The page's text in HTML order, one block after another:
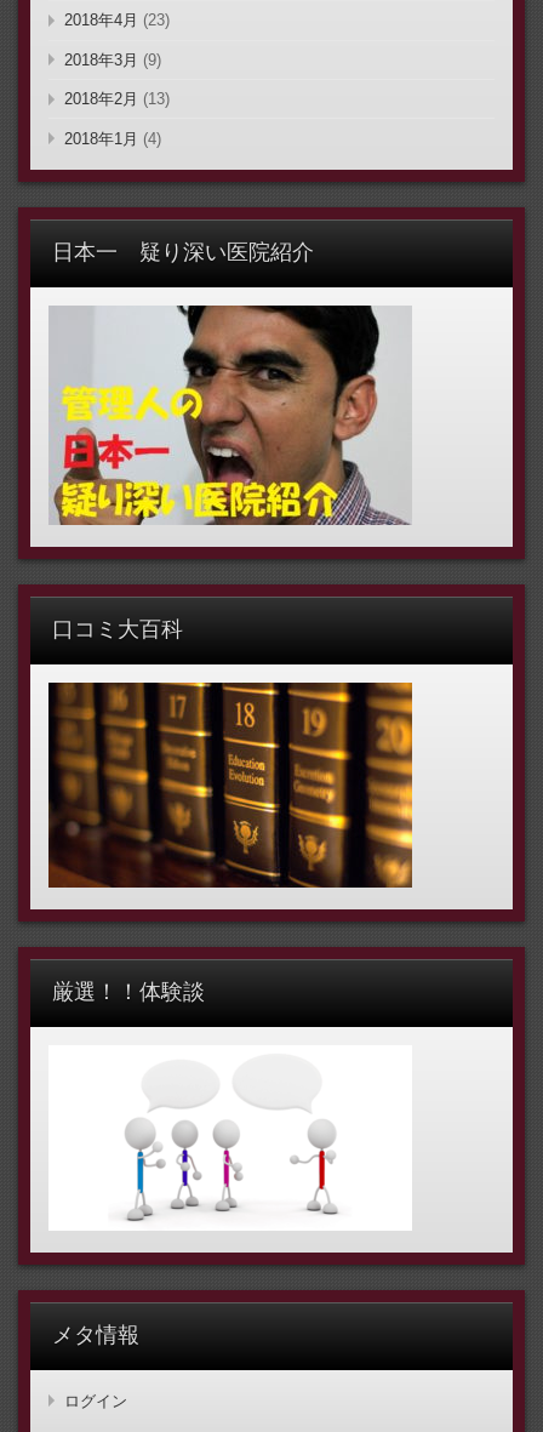
2018年4月 (23)
2018年3月 (9)
2018年2月 (13)
2018年1月 (4)
日本一 疑り深い医院紹介
口コミ大百科
厳選！！体験談
メタ情報
ログイン